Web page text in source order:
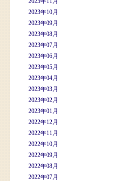
2023年10月
2023年09月
2023年08月
2023年07月
2023年06月
2023年05月
2023年04月
2023年03月
2023年02月
2023年01月
2022年12月
2022年11月
2022年10月
2022年09月
2022年08月
2022年07月